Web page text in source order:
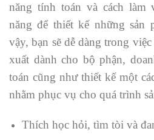
năng tính toán và cách làm
năng để thiết kế những sản
vậy, bạn sẽ dễ dàng trong
xuất dành cho bộ phận,
toán cũng như thiết kế một
nhằm phục vụ cho quá trình
Thích học hỏi, tìm tòi và